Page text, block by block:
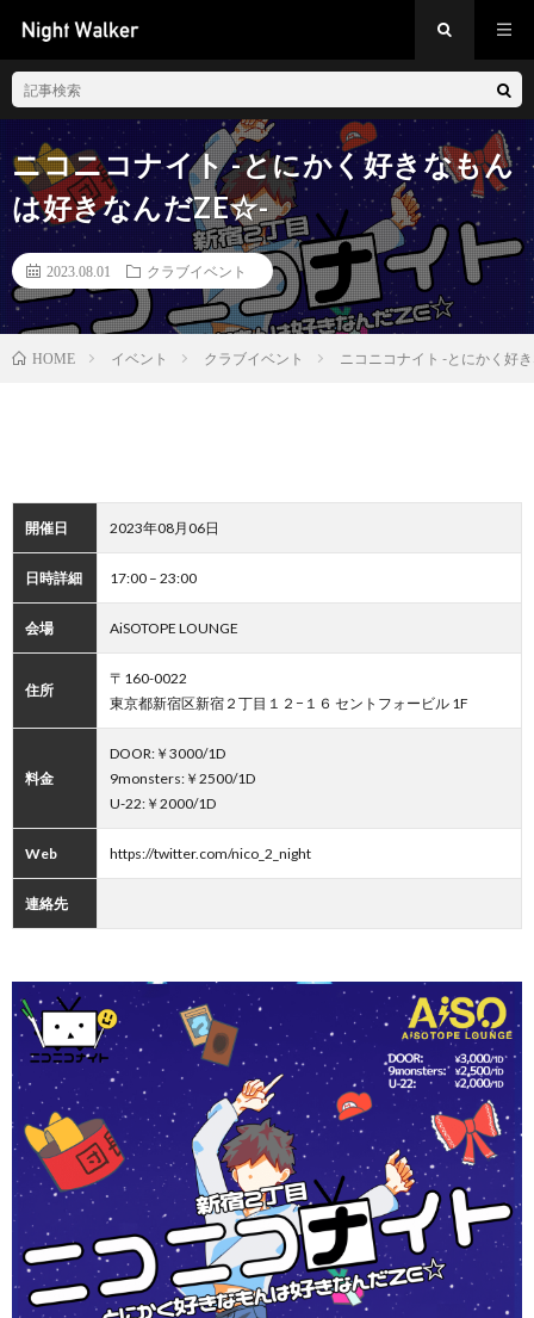
ニコニコナイト -とにかく好きなもん
は好きなんだZE☆-
2023.08.01 クラブイベント
HOME イベント クラブイベント ニコニコナイト -とにかく好
開催日 2023年08月06日
日時詳細 17:00 – 23:00
会場 AiSOTOPE LOUNGE
住所
〒160-0022
東京都新宿区新宿２丁目１２−１６ セントフォービル 1F
料金
DOOR:￥3000/1D
9monsters:￥2500/1D
U-22:￥2000/1D
Web https://twitter.com/nico_2_night
連絡先